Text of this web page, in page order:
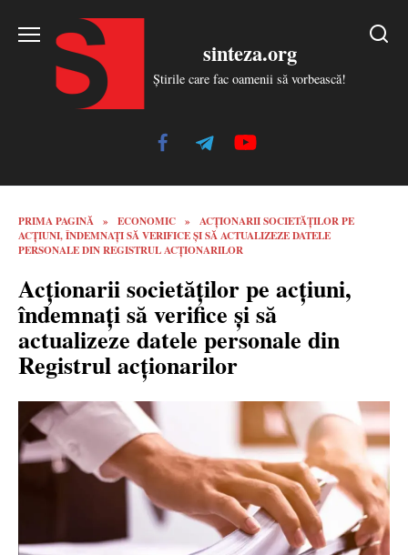
sinteza.org
Știrile care fac oamenii să vorbească!
PRIMA PAGINĂ » ECONOMIC »
ACȚIONARII SOCIETĂȚILOR PE
ACȚIUNI, ÎNDEMNAȚI SĂ VERIFICE ȘI SĂ ACTUALIZEZE DATELE
PERSONALE DIN REGISTRUL ACȚIONARILOR
Acționarii societăților pe acțiuni,
îndemnați să verifice și să
actualizeze datele personale din
Registrul acționarilor